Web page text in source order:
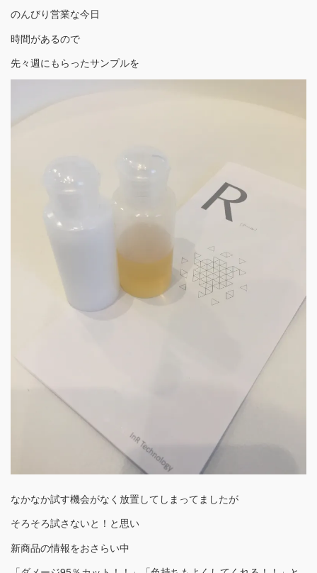
のんびり営業な今日
時間があるので
先々週にもらったサンプルを
なかなか試す機会がなく放置してしまってましたが
そろそろ試さないと！と思い
新商品の情報をおさらい中